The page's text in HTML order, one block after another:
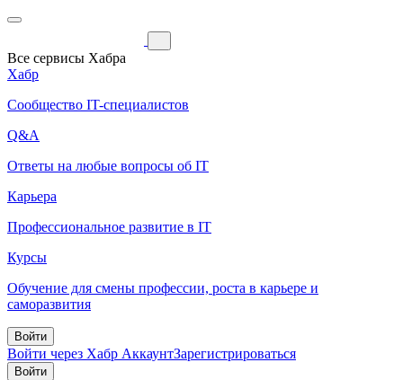
Все сервисы Хабра
Хабр
Сообщество IT-специалистов
Q&A
Ответы на любые вопросы об IT
Карьера
Профессиональное развитие в IT
Курсы
Обучение для смены профессии, роста в карьере и
саморазвития
Войти
Войти через Хабр АккаунтЗарегистрироваться
Войти